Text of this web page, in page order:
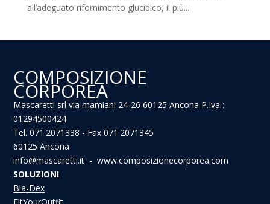
all’adeguato rifornimento glucidico, il più...
COMPOSIZIONE
CORPOREA
Mascaretti srl via mamiani 24-26 60125 Ancona P.Iva :
01294500424
Tel. 071.2071338 - Fax 071.2071345
60125 Ancona
info@mascaretti.it - www.composizionecorporea.com
SOLUZIONI
Bia-Dex